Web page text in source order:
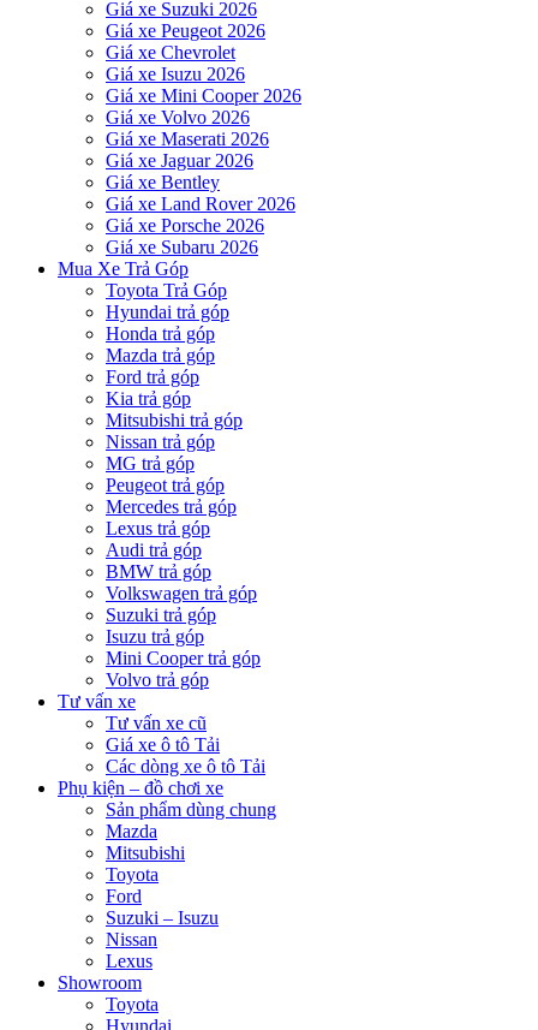
Giá xe Suzuki 2026
Giá xe Peugeot 2026
Giá xe Chevrolet
Giá xe Isuzu 2026
Giá xe Mini Cooper 2026
Giá xe Volvo 2026
Giá xe Maserati 2026
Giá xe Jaguar 2026
Giá xe Bentley
Giá xe Land Rover 2026
Giá xe Porsche 2026
Giá xe Subaru 2026
Mua Xe Trả Góp
Toyota Trả Góp
Hyundai trả góp
Honda trả góp
Mazda trả góp
Ford trả góp
Kia trả góp
Mitsubishi trả góp
Nissan trả góp
MG trả góp
Peugeot trả góp
Mercedes trả góp
Lexus trả góp
Audi trả góp
BMW trả góp
Volkswagen trả góp
Suzuki trả góp
Isuzu trả góp
Mini Cooper trả góp
Volvo trả góp
Tư vấn xe
Tư vấn xe cũ
Giá xe ô tô Tải
Các dòng xe ô tô Tải
Phụ kiện – đồ chơi xe
Sản phẩm dùng chung
Mazda
Mitsubishi
Toyota
Ford
Suzuki – Isuzu
Nissan
Lexus
Showroom
Toyota
Hyundai